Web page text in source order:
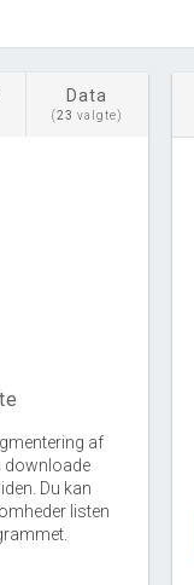
Data
(23 valgte)
af
downloade
Du kan
listen